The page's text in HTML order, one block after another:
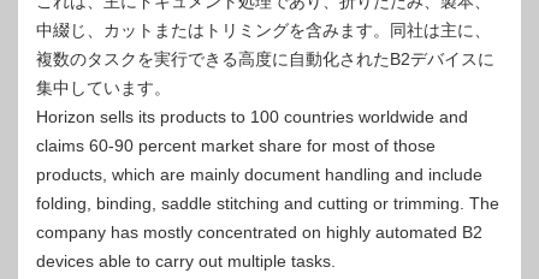
中綴じ、カットまたはトリミングを含みます。同社は主に、
複数のタスクを実行できる高度に自動化されたB2デバイスに
集中しています。
Horizon sells its products to 100 countries worldwide and
claims 60-90 percent market share for most of those
products, which are mainly document handling and include
folding, binding, saddle stitching and cutting or trimming. The
company has mostly concentrated on highly automated B2
devices able to carry out multiple tasks.